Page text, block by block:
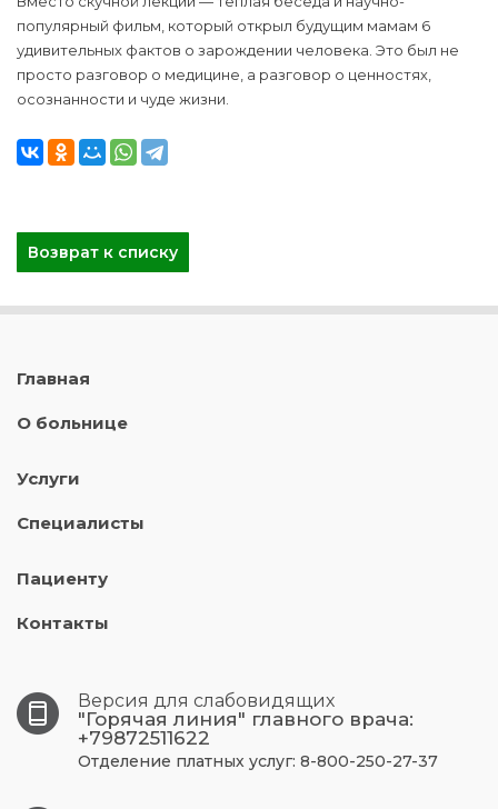
популярный фильм, который открыл будущим мамам 6
удивительных фактов о зарождении человека. Это был не
просто разговор о медицине, а разговор о ценностях,
осознанности и чуде жизни.
Возврат к списку
Главная
О больнице
Услуги
Специалисты
Пациенту
Контакты
Версия для слабовидящих
"Горячая линия" главного врача:
+79872511622
Отделение платных услуг: 8-800-250-27-37